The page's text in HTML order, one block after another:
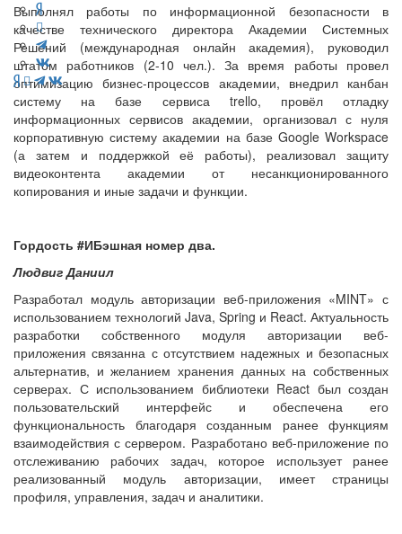
Выполнял работы по информационной безопасности в
качестве технического директора Академии Системных
Решений (международная онлайн академия), руководил
штатом работников (2-10 чел.). За время работы провел
оптимизацию бизнес-процессов академии, внедрил канбан
систему на базе сервиса trello, провёл отладку
информационных сервисов академии, организовал с нуля
корпоративную систему академии на базе Google Workspace
(а затем и поддержкой её работы), реализовал защиту
видеоконтента академии от несанкционированного
копирования и иные задачи и функции.
Гордость #ИБэшная номер два.
Людвиг Даниил
Разработал модуль авторизации веб-приложения «MINT» с
использованием технологий Java, Spring и React. Актуальность
разработки собственного модуля авторизации веб-
приложения связанна с отсутствием надежных и безопасных
альтернатив, и желанием хранения данных на собственных
серверах. С использованием библиотеки React был создан
пользовательский интерфейс и обеспечена его
функциональность благодаря созданным ранее функциям
взаимодействия с сервером. Разработано веб-приложение по
отслеживанию рабочих задач, которое использует ранее
реализованный модуль авторизации, имеет страницы
профиля, управления, задач и аналитики.